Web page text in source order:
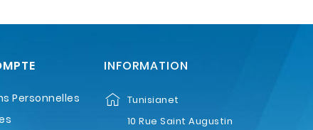
Personnelles
INFORMATION
Tunisianet
10 Rue Saint Augustin